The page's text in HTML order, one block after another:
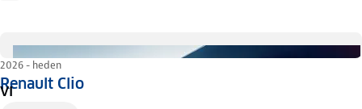
Renault Clio
2026 - heden
VI